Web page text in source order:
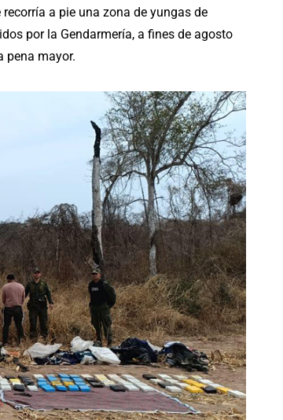
a pie una zona de yungas de
por la Gendarmería, a fines de agosto
pena mayor.